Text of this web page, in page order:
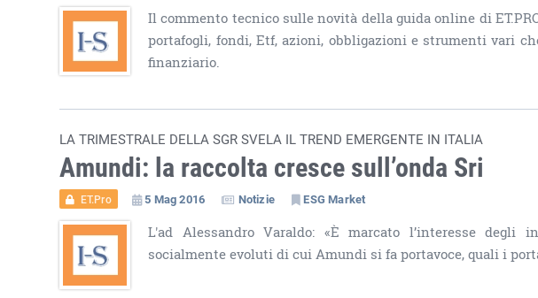
Il commento tecnico sulle novità della guida online di
portafogli, fondi, Etf, azioni, obbligazioni e strumenti vari
finanziario.
LA TRIMESTRALE DELLA SGR SVELA IL TREND EMERGENTE IN ITALIA
Amundi: la raccolta cresce sull’onda Sri
ET.Pro 5 Mag 2016 Notizie ESG Market
L'ad Alessandro Varaldo: «È marcato l’interesse
socialmente evoluti di cui Amundi si fa portavoce, quali i